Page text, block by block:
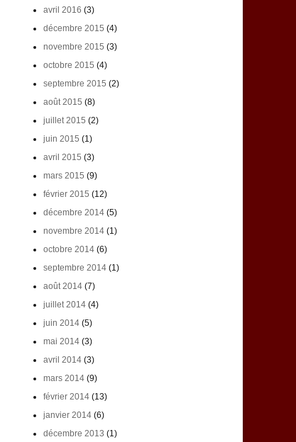
avril 2016 (3)
décembre 2015 (4)
novembre 2015 (3)
octobre 2015 (4)
septembre 2015 (2)
août 2015 (8)
juillet 2015 (2)
juin 2015 (1)
avril 2015 (3)
mars 2015 (9)
février 2015 (12)
décembre 2014(5)
novembre 2014(1)
octobre 2014(6)
septembre 2014(1)
août 2014(7)
juillet 2014(4)
juin 2014(5)
mai 2014(3)
avril 2014(3)
mars 2014(9)
février 2014(13)
janvier 2014(6)
décembre 2013 (1)